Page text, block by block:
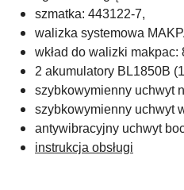
szmatka: 443122-7,
walizka systemowa
wkład do walizki makpac:
2 akumulatory BL1850B
szybkowymienny uchwyt
szybkowymienny uchwyt
antywibracyjny uchwyt
instrukcja obsługi